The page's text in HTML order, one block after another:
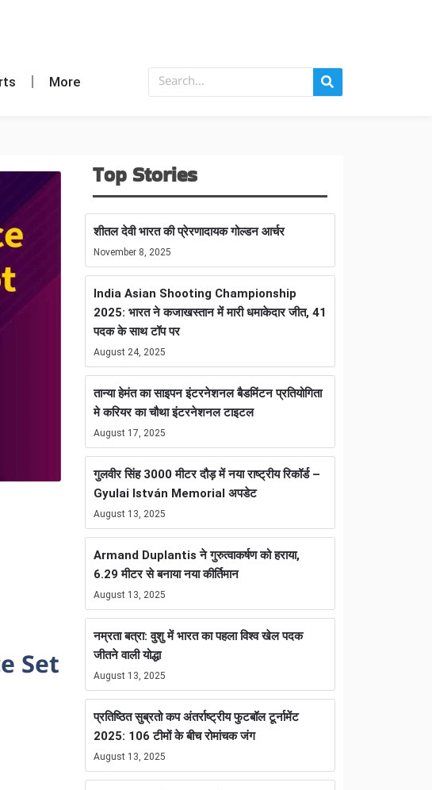
More
Set
Top Stories
शीतल देवी भारत की प्रेरणादायक गोल्डन आर्चर
November 8, 2025
India Asian Shooting Championship
2025: भारत ने कजाखस्तान में मारी धमाकेदार जीत, 41
पदक के साथ टॉप पर
August 24, 2025
तान्या हेमंत का साइपन इंटरनेशनल बैडमिंटन प्रतियोगिता
मे करियर का चौथा इंटरनेशनल टाइटल
August 17, 2025
गुलवीर सिंह 3000 मीटर दौड़ में नया राष्ट्रीय रिकॉर्ड –
Gyulai István Memorial अपडेट
August 13, 2025
Armand Duplantis ने गुरुत्वाकर्षण को हराया,
6.29 मीटर से बनाया नया कीर्तिमान
August 13, 2025
नम्रता बत्रा: वुशु में भारत का पहला विश्व खेल पदक
जीतने वाली योद्धा
August 13, 2025
प्रतिष्ठित सुब्रतो कप अंतर्राष्ट्रीय फुटबॉल टूर्नामेंट
2025: 106 टीमों के बीच रोमांचक जंग
August 13, 2025